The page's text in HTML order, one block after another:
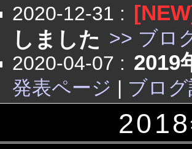
2020-12-31 :
しました >> ブロ
2020-04-07 : 2019
発表ページ | ブロ